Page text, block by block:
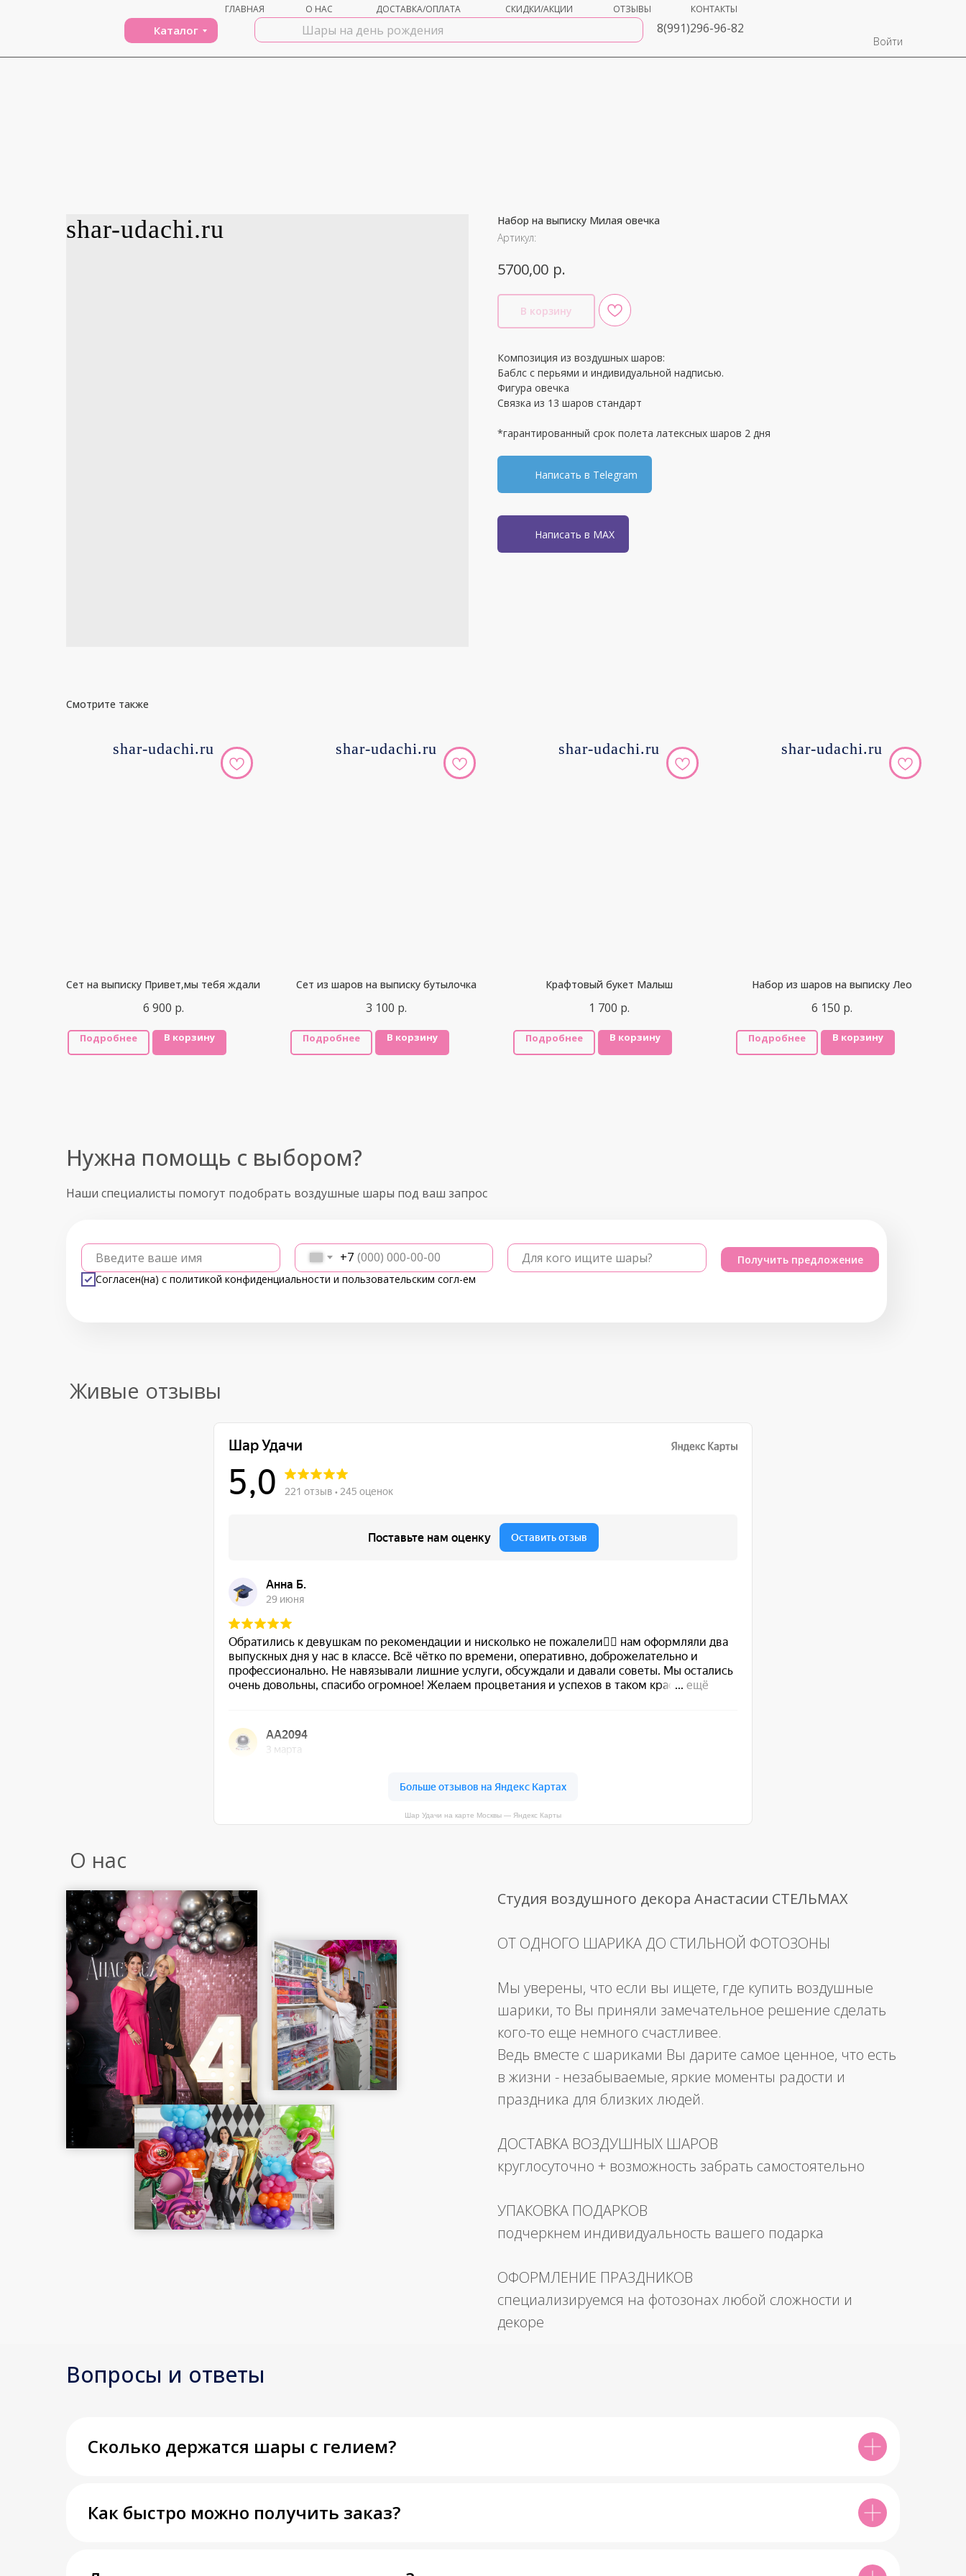
О НАС
ГЛАВНАЯ СКИДКИ/АКЦИИ
ДОСТАВКА/ОПЛАТА ОТЗЫВЫ КОНТАКТЫ
Каталог
Войти
8(991)296-96-82
shar-udachi.ru shar-udachi.ruНабор на выписку Милая овечка
Артикул:
5700,00 р.
В корзину
Композиция из воздушных шаров:
Баблс с перьями и индивидуальной надписью.
Фигура овечка
Связка из 13 шаров стандарт
*гарантированный срок полета латексных шаров 2 дня
Написать в Telegram
Написать в MAX
Смотрите также
shar-udachi.ru
Сет на выписку Привет,мы тебя ждали
6 900 р.
Подробнее В корзину
shar-udachi.ru
Сет из шаров на выписку бутылочка
3 100 р.
Подробнее В корзину
shar-udachi.ru
Крафтовый букет Малыш
1 700 р.
Подробнее В корзину
shar-udachi.ru
Набор из шаров на выписку Лео
6 150 р.
Подробнее В корзину
Наши специалисты помогут подобрать воздушные шары под ваш запрос
Введите ваше имя +7 Для кого ищите шары?
Согласен(на) с политикой конфиденциальности и пользовательским согл-ем
Получить предложение
Нужна помощь с выбором?
Живые отзывы
Шар Удачи на карте Москвы — Яндекс Карты
О нас
Студия воздушного декора Анастасии СТЕЛЬМАХ
ОТ ОДНОГО ШАРИКА ДО СТИЛЬНОЙ ФОТОЗОНЫ
Мы уверены, что если вы ищете, где купить воздушные
шарики, то Вы приняли замечательное решение сделать
кого-то еще немного счастливее.
Ведь вместе с шариками Вы дарите самое ценное, что есть
в жизни - незабываемые, яркие моменты радости и
праздника для близких людей.
ДОСТАВКА ВОЗДУШНЫХ ШАРОВ
круглосуточно + возможность забрать самостоятельно
УПАКОВКА ПОДАРКОВ
подчеркнем индивидуальность вашего подарка
ОФОРМЛЕНИЕ ПРАЗДНИКОВ
специализируемся на фотозонах любой сложности и
декоре
Вопросы и ответы
Сколько держатся шары с гелием?
Как быстро можно получить заказ?